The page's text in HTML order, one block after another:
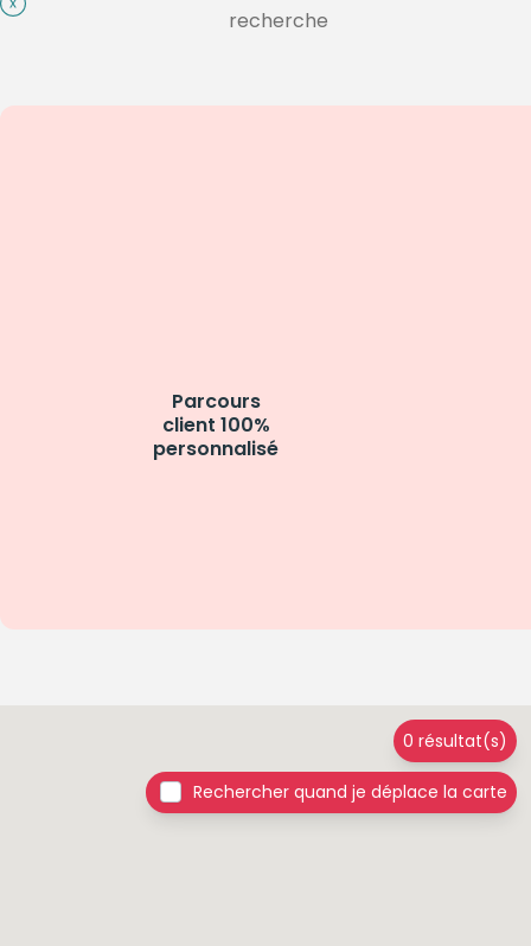
recherche
Parcours
client 100%
personnalisé
0 résultat(s)
Rechercher quand je déplace la carte